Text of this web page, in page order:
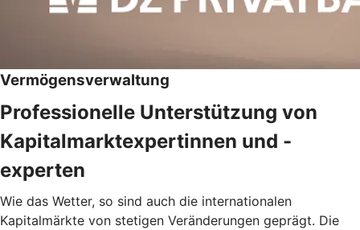
Vermögensverwaltung
Professionelle Unterstützung von
Kapitalmarktexpertinnen und -
experten
Wie das Wetter, so sind auch die internationalen
Kapitalmärkte von stetigen Veränderungen geprägt. Die